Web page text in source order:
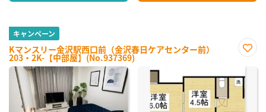
キャンペーン
Kマンスリー金沢駅西口前（金沢春日ケアセンター前）
203・2K-【中部屋】(No.937369)
に入
り登
録